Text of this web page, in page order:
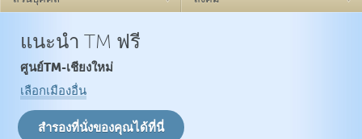
เป็นตัวของตัวเอง
การบรรลุเป้าหมายสูงสุดของ
ตนเอง
ความเชื่อมั่นในตนเอง
แนะนำ TM ฟรี
ศูนย์TM-เชียงใหม่
เลือกเมืองอื่น